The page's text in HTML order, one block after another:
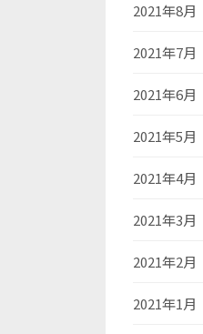
2021年8月
2021年7月
2021年6月
2021年5月
2021年4月
2021年3月
2021年2月
2021年1月